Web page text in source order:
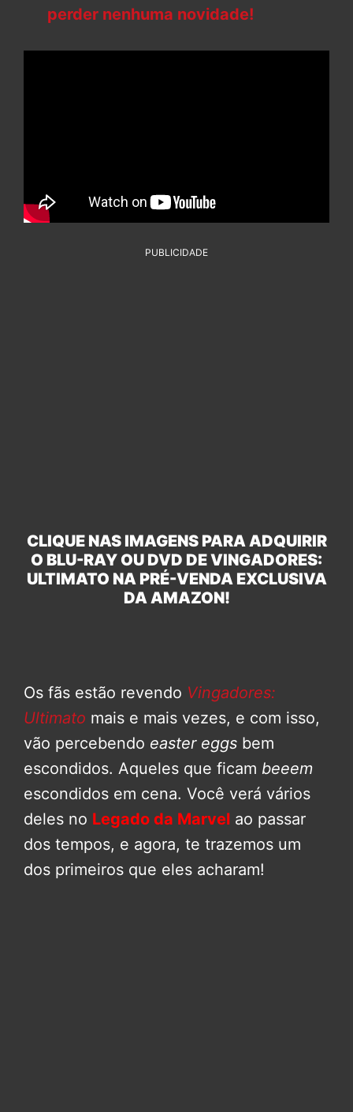
perder nenhuma novidade!
PUBLICIDADE
CLIQUE NAS IMAGENS PARA ADQUIRIR
O BLU-RAY OU DVD DE VINGADORES:
ULTIMATO NA PRÉ-VENDA EXCLUSIVA
DA AMAZON!
Os fãs estão revendo Vingadores:
Ultimato mais e mais vezes, e com isso,
vão percebendo easter eggs bem
escondidos. Aqueles que ficam beeem
escondidos em cena. Você verá vários
deles no Legado da Marvel ao passar
dos tempos, e agora, te trazemos um
dos primeiros que eles acharam!